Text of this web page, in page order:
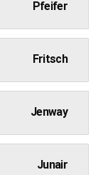
Pfeifer
Fritsch
Jenway
Junair